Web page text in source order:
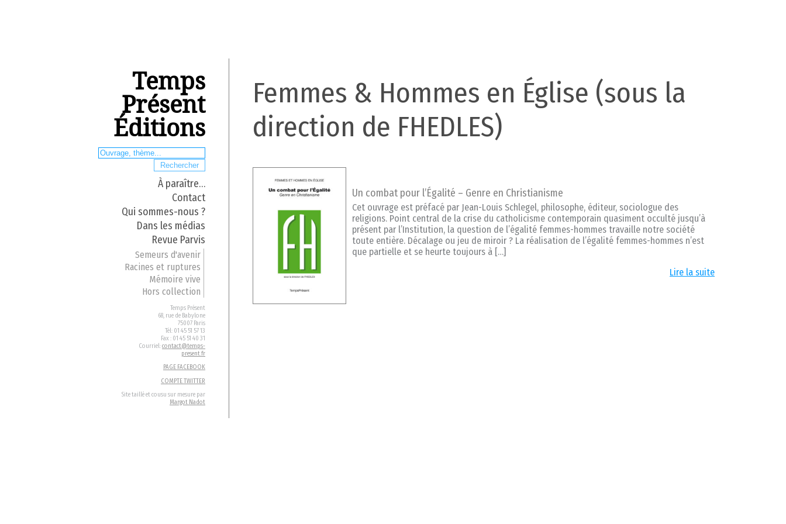
Temps
Présent
Éditions
À paraître…
Contact
Qui sommes-nous ?
Dans les médias
Revue Parvis
Semeurs d'avenir
Racines et ruptures
Mémoire vive
Hors collection
Temps Présent
68, rue de Babylone
75007 Paris
Tél: 01 45 51 57 13
Fax : 01 45 51 40 31
Courriel:contact@temps-
present.fr
PAGE FACEBOOK
COMPTE TWITTER
Site taillé et cousu sur mesure par
Margot Nadot
Femmes & Hommes en Église (sous la
direction de FHEDLES)
Un combat pour l’Égalité – Genre en Christianisme
Cet ouvrage est préfacé par Jean-Louis Schlegel, philosophe, éditeur, sociologue des
religions. Point central de la crise du catholicisme contemporain quasiment occulté jusqu’à
présent par l’Institution, la question de l’égalité femmes-hommes travaille notre société
toute entière. Décalage ou jeu de miroir ? La réalisation de l’égalité femmes-hommes n’est
que partielle et se heurte toujours à […]
Lire la suite